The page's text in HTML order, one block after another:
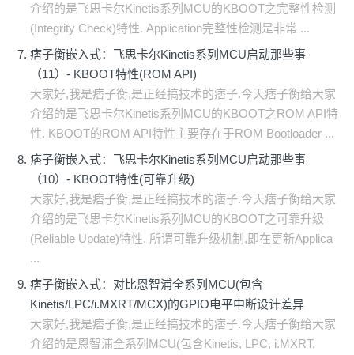
介绍的是飞思卡尔Kinetis系列MCU的KBOOT之完整性检测
(Integrity Check)特性. Application完整性检测是非常 ...
痞子衡嵌入式：飞思卡尔Kinetis系列MCU启动那些事
（11）- KBOOT特性(ROM API)
大家好,我是痞子衡,是正经搞技术的痞子.今天痞子衡给大家
介绍的是飞思卡尔Kinetis系列MCU的KBOOT之ROM API特
性. KBOOT的ROM API特性主要存在于ROM Bootloader ...
痞子衡嵌入式：飞思卡尔Kinetis系列MCU启动那些事
（10）- KBOOT特性(可靠升级)
大家好,我是痞子衡,是正经搞技术的痞子.今天痞子衡给大家
介绍的是飞思卡尔Kinetis系列MCU的KBOOT之可靠升级
(Reliable Update)特性. 所谓可靠升级机制,即在更新Applica
...
痞子衡嵌入式：对比恩智浦全系列MCU(包含
Kinetis/LPC/i.MXRT/MCX)的GPIO电平中断设计差异
大家好,我是痞子衡,是正经搞技术的痞子.今天痞子衡给大家
介绍的是恩智浦全系列MCU(包含Kinetis, LPC, i.MXRT,